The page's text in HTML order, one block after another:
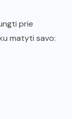
prie
matyti savo: